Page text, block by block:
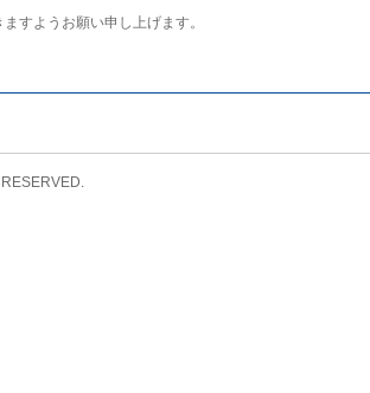
すようお願い申し上げます。